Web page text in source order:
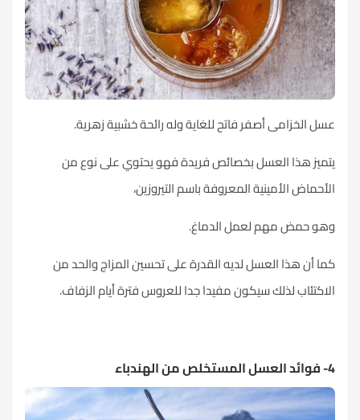
عسل الخزامى أصفر فاتح للغاية وله رائحة خشبية زهرية.
يتميز هذا العسل بخصائص فريدة فهو يحتوي على نوع من
الأحماض الأمينية المعروفة باسم التيروزين،
وهو حمض مهم لعمل الدماغ.
كما أن هذا العسل لديه القدرة على تحسين المزاج والحد من
الاكتئاب لذلك سيكون مفيدا جدا للعروس فترة أيام الزفاف.
4- فوائد العسل المستخلص من الهندباء